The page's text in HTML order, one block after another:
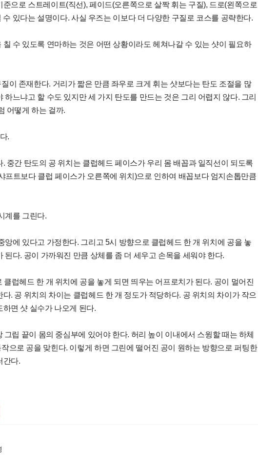
으로 스트레이트(직선), 페이드(오른쪽으로 살짝 휘는 구질), 드로(왼쪽으로
있다는 설명이다. 사실 우즈는 이보다 더 다양한 구질로 코스를 공략한다.
수 있도록 연마하는 것은 어떤 상황이라도 헤쳐나갈 수 있는 샷이 필요하
이 존재한다. 거리가 짧은 만큼 좌우로 크게 휘는 샷보다는 탄도 조절을 많
하느냐고 할 수도 있지만 세 가지 탄도를 만드는 것은 그리 어렵지 않다. 그리
어떻게 하는 걸까.
.
중간 탄도의 공 위치는 클럽헤드 페이스가 우리 몸 배꼽과 일직선이 되도록
프트보다 클럽 페이스가 오른쪽에 위치)으로 인하여 배꼽보다 엄지손톱만큼
계를 그린다.
앙에 있다고 가정한다. 그리고 5시 방향으로 클럽헤드 한 개 위치에 공을 놓
된다. 공이 가까워진 만큼 상체를 좀 더 세우고 손목을 세워야 한다.
럽헤드 한 개 위치에 공을 놓게 되면 띄우는 어프로치가 된다. 공이 멀어진
. 공 위치의 차이는 클럽헤드 한 개 정도가 적당하다. 공 위치의 차이가 작으
면 샷 실수가 나오게 된다.
립 끝이 몸의 중심부에 있어야 한다. 허리 높이 이내에서 스윙할 때는 하체
으로 공을 맞힌다. 이렇게 하면 그린에 떨어진 공이 원하는 방향으로 퍼팅한
간다.